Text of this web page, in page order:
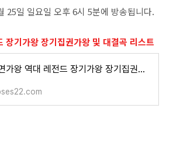
25일 일요일 오후 6시 5분에 방송됩니다.
장기가왕 장기집권가왕 및 대결곡 리스트
복면가왕 역대 레전드 장기가왕 장기집권가왕 및 대결곡 리스트